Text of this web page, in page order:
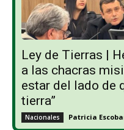
Ley de Tierras |
a las chacras
estar del lado de
tierra”
Nacionales Patricia